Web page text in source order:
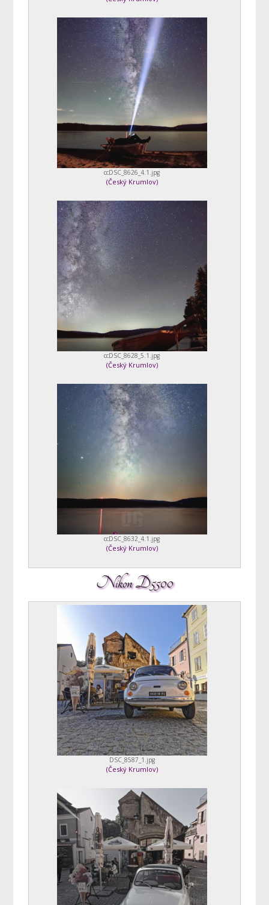
ccDSC_8626_4.1.jpg
(Český Krumlov)
ccDSC_8628_5.1.jpg
(Český Krumlov)
ccDSC_8632_4.1.jpg
(Český Krumlov)
Nikon D5500
DSC_8587_1.jpg
(Český Krumlov)